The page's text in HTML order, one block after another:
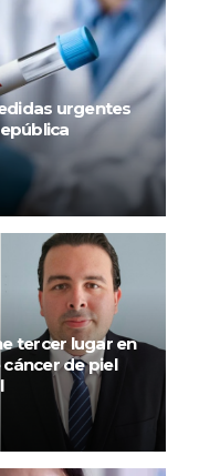
urgentes
tercer lugar en
de piel